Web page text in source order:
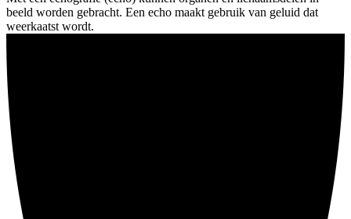
beeld worden gebracht. Een echo maakt gebruik van geluid dat
weerkaatst wordt.